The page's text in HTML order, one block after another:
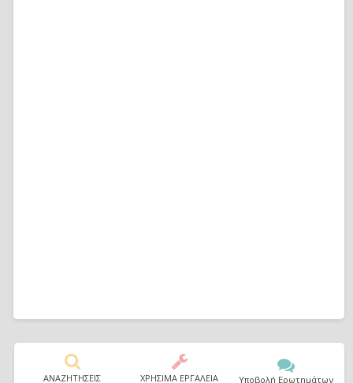
ΑΝΑΖΗΤΗΣΕΙΣ ΧΡΗΣΙΜΑ ΕΡΓΑΛΕΙΑ Υποβολή Ερωτημάτων